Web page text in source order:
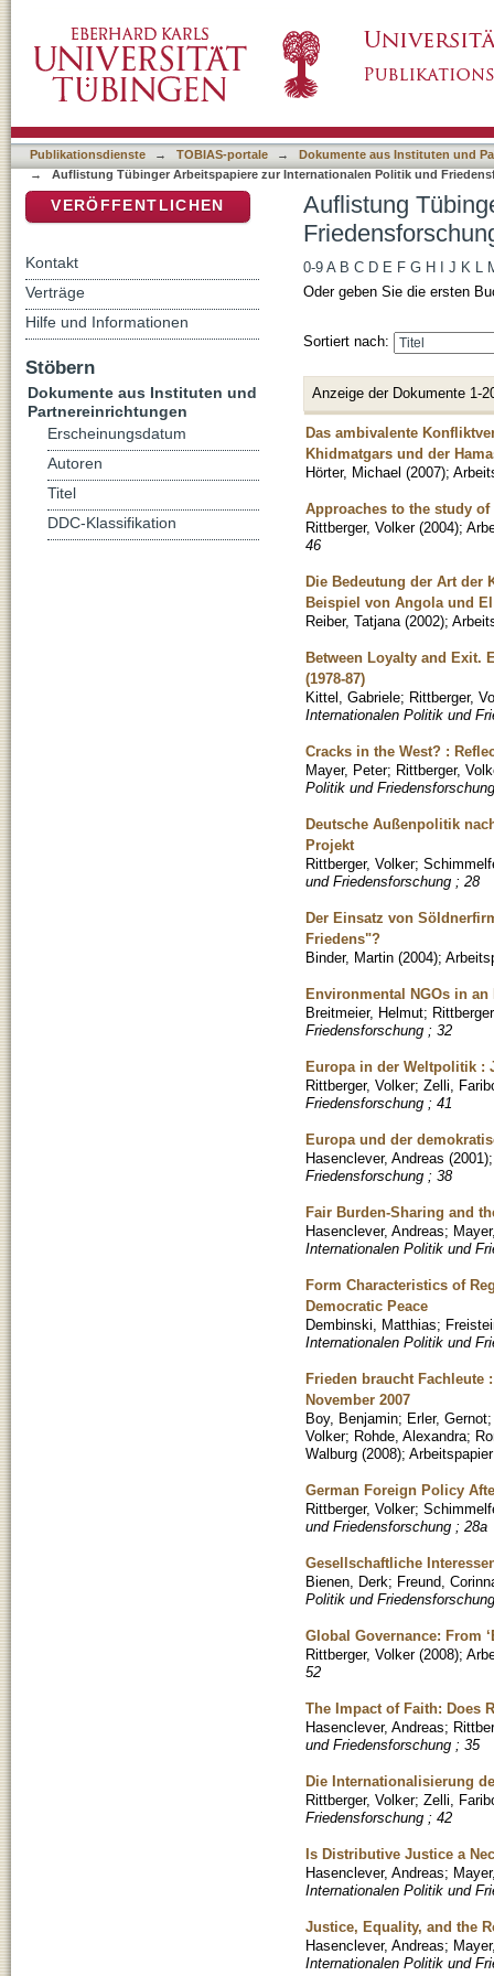
Publikationsdienste → TOBIAS-portale →
Dokumente aus Instituten und
→
Auflistung Tübinger Arbeitspapiere zur Internationalen Politik und
Auflistung
0-9 A B C D E F G H J K L
Oder geben Sie die ersten
Sortiert nach:
Anzeige der Dokumente 1-
Das ambivalente
Khidmatgars und der
Hörter, Michael (2007);
Approaches to the study
Rittberger, Volker (2004);
46
Die Bedeutung der Art der
Beispiel von Angola und
Reiber, Tatjana (2002);
Between Loyalty and Exit.
(1978-87)
Kittel, Gabriele; Rittberger,
Internationalen Politik und
Cracks in the West? :
Mayer, Peter; Rittberger,
Politik und
Deutsche Außenpolitik
Projekt
Rittberger, Volker;
und Friedensforschung ; 28
Der Einsatz von
Friedens"?
Binder, Martin (2004);
Environmental NGOs in
Breitmeier, Helmut;
Friedensforschung ; 32
Europa in der Weltpolitik :
Rittberger, Volker; Zelli,
Friedensforschung ; 41
Europa und der
Hasenclever, Andreas (2001)
Friedensforschung ; 38
Fair Burden-Sharing and
Hasenclever, Andreas;
Internationalen Politik und
Form Characteristics of
Democratic Peace
Dembinski, Matthias;
Internationalen Politik und
Frieden braucht
November 2007
Boy, Benjamin; Erler, Gernot
Volker; Rohde, Alexandra;
Walburg (2008); Arbeitspapier
German Foreign Policy
Rittberger, Volker;
und Friedensforschung ; 28a
Gesellschaftliche
Bienen, Derk; Freund,
Politik und
Global Governance: From
Rittberger, Volker (2008);
52
The Impact of Faith: Does
Hasenclever, Andreas;
und Friedensforschung ; 35
Die Internationalisierung
Rittberger, Volker; Zelli,
Friedensforschung ; 42
Is Distributive Justice a
Hasenclever, Andreas;
Internationalen Politik und
Justice, Equality, and the
Hasenclever, Andreas;
Internationalen Politik und
VERÖFFENTLICHEN
Kontakt
Verträge
Hilfe und Informationen
Stöbern
Dokumente aus Instituten und
Partnereinrichtungen
Erscheinungsdatum
Autoren
Titel
DDC-Klassifikation